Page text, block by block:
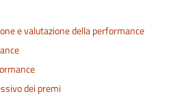
e valutazione della performance
dei premi